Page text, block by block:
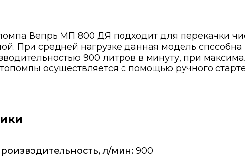
Вепрь МП 800 ДЯ подходит для перекачки
При средней нагрузке данная модель способна
900 литров в минуту, при
осуществляется с помощью ручного
л/мин: 900